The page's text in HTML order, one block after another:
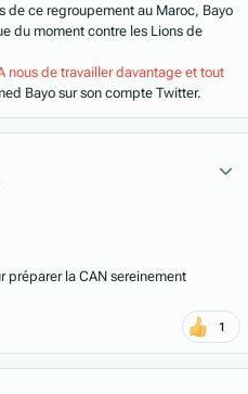
de ce regroupement au Maroc, Bayo
du moment contre les Lions de
nous de travailler davantage et tout
Bayo sur son compte Twitter.
préparer la CAN sereinement
1